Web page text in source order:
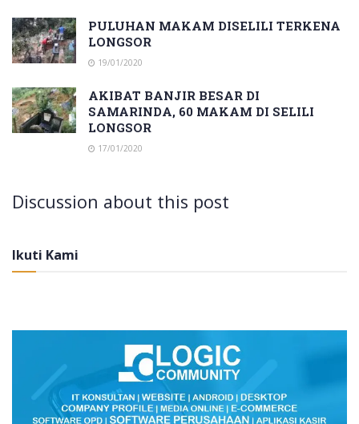
PULUHAN MAKAM DISELILI TERKENA
LONGSOR
19/01/2020
AKIBAT BANJIR BESAR DI
SAMARINDA, 60 MAKAM DI SELILI
LONGSOR
17/01/2020
Discussion about this post
Ikuti Kami